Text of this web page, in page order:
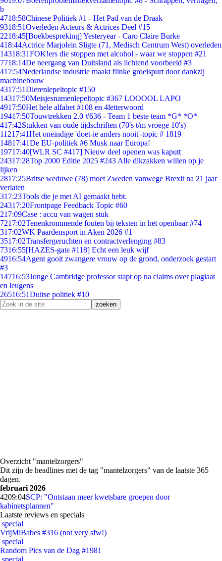
b
4718:58Chinese Politiek #1 - Het Pad van de Draak
9318:51Overleden Acteurs & Actrices Deel #15
2218:45[Boekbespreking] Yesteryear - Caro Claire Burke
418:44Actrice Marjolein Sligte (71, Medisch Centrum West) overleden
14318:31FOK!ers die stoppen met alcohol - waar we stoppen #21
7718:14De neergang van Duitsland als lichtend voorbeeld #3
417:54Nederlandse industrie maakt flinke groeispurt door dankzij
machinebouw
4317:51Dierenlepeltopic #150
14317:50Meisjesnamenlepeltopic #367 LOOOOL LAPO
4917:50Het hele alfabet #108 en 4letterwoord
19417:50Touwtrekken 2.0 #636 - Team 1 beste team *G* *O*
417:42Stukken van oude tijdschriften (70's t/m vroege 10's)
11217:41Het oneindige 'doet-ie anders nooit'-topic # 1819
14817:41De EU-politiek #6 Musk naar Europa!
19717:40[WLR SC #417] Nieuw deel openen was kaputt
24317:28Top 2000 Editie 2025 #243 Alle dikzakken willen op je
lijken
2817:25Britse weduwe (78) moet Zweden vanwege Brexit na 21 jaar
verlaten
317:23Tools die je met AI gemaakt hebt.
24317:20Frontpage Feedback Topic #60
217:09Case : accu van wagen stuk
7217:02Tenenkrommende fouten bij teksten in het openbaar #74
317:02WK Paardensport in Aken 2026 #1
3517:02Transfergeruchten en contractverlenging #83
7316:55[HAZES-gate #118] Echt een leuk wijf
4916:54Agent gooit zwangere vrouw op de grond, onderzoek gestart
#3
14716:53Jonge Cambridge professor stapt op na claims over plagiaat
en leugens
26516:51Duitse politiek #10
Overzicht "mantelzorgers"
Dit zijn de headlines met de tag "mantelzorgers" van de laatste 365
dagen.
februari 2026
4209:04SCP: "Ontstaan meer kwetsbare groepen door
kabinetsplannen"
Laatste reviews en specials
special
VrijMiBabes #316 (not very sfw!)
special
Random Pics van de Dag #1981
special